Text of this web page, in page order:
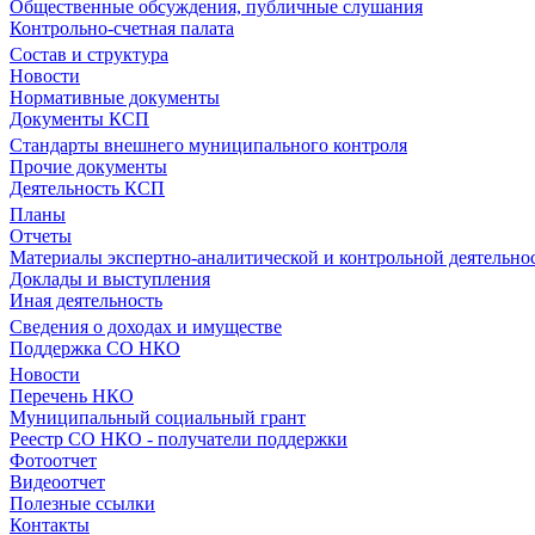
Общественные обсуждения, публичные слушания
Контрольно-счетная палата
Состав и структура
Новости
Нормативные документы
Документы КСП
Стандарты внешнего муниципального контроля
Прочие документы
Деятельность КСП
Планы
Отчеты
Материалы экспертно-аналитической и контрольной
Доклады и выступления
Иная деятельность
Сведения о доходах и имуществе
Поддержка СО НКО
Новости
Перечень НКО
Муниципальный социальный грант
Реестр СО НКО - получатели поддержки
Фотоотчет
Видеоотчет
Полезные ссылки
Контакты